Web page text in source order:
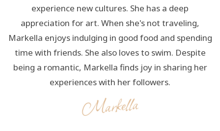
experience new cultures. She has a deep
appreciation for art. When she's not traveling,
Markella enjoys indulging in good food and spending
time with friends. She also loves to swim. Despite
being a romantic, Markella finds joy in sharing her
experiences with her followers.